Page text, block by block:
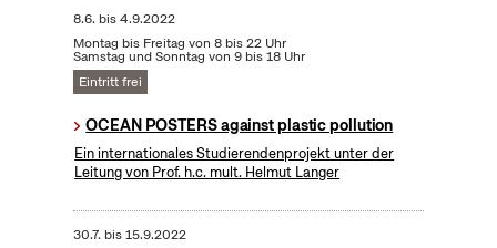
8.6. bis4.9.2022
Montag bis Freitag von 8 bis 22 Uhr
Samstag und Sonntag von 9 bis 18 Uhr
Eintritt frei
OCEAN POSTERS against plastic pollution
Ein internationales Studierendenprojekt unter der
Leitung von Prof. h.c. mult. Helmut Langer
30.7. bis15.9.2022